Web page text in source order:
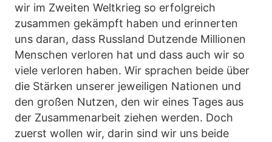
wir im Zweiten Weltkrieg so erfolgreich
zusammen gekämpft haben und erinnerten
uns daran, dass Russland Dutzende Millionen
Menschen verloren hat und dass auch wir so
viele verloren haben. Wir sprachen beide über
die Stärken unserer jeweiligen Nationen und
den großen Nutzen, den wir eines Tages aus
der Zusammenarbeit ziehen werden. Doch
zuerst wollen wir, darin sind wir uns beide